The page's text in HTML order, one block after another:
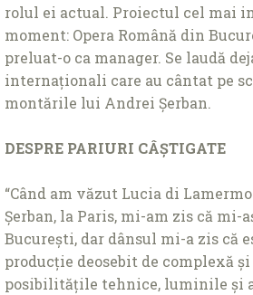
rolul ei actual. Proiectul cel mai
moment: Opera Română din
preluat-o ca manager. Se laudă
internaţionali care au cântat pe
montările lui Andrei Șerban.
DESPRE PARIURI CÂȘTIGATE
“Când am văzut Lucia di
Șerban, la Paris, mi-am zis că mi-
București, dar dânsul mi-a zis că
producţie deosebit de complexă
posibilităţile tehnice, luminile și